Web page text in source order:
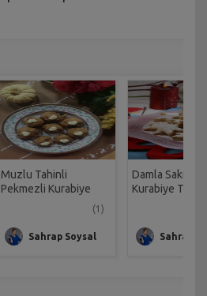
Muzlu Tahinli
Pekmezli Kurabiye
(1)
Sahrap Soysal
Damla Sakızlı
Kurabiye Tarifi
Sahrap